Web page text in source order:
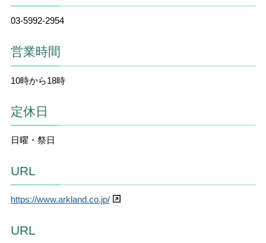
03-5992-2954
営業時間
10時から18時
定休日
日曜・祭日
URL
https://www.arkland.co.jp/
URL